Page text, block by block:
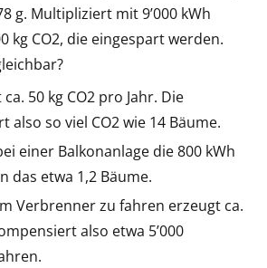
g. Multipliziert mit 9’000 kWh
kg CO2, die eingespart werden.
50 kg CO2 pro Jahr. Die
also so viel CO2 wie 14 Bäume.
einer Balkonanlage die 800 kWh
das etwa 1,2 Bäume.
Verbrenner zu fahren erzeugt ca.
also etwa 5’000